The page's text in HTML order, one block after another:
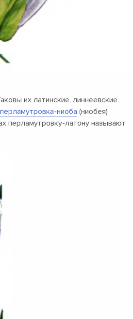
их латинские, линнеевские
перламутровка-ниоба (ниобея)
перламутровку-латону называют